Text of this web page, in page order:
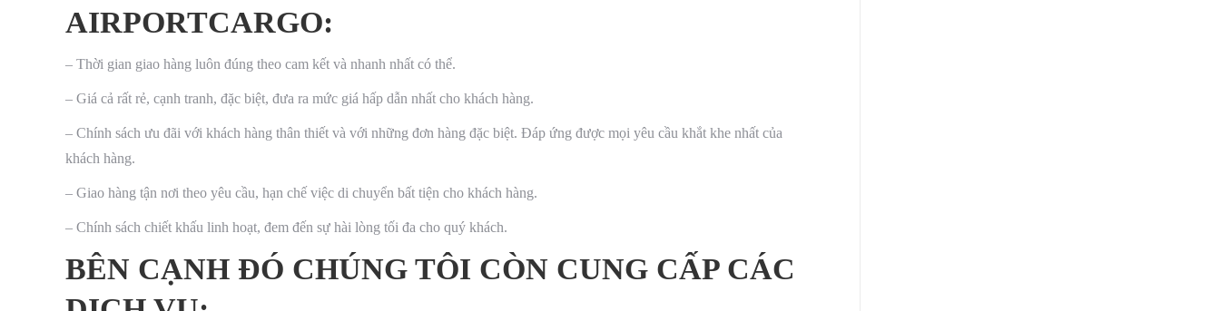
AIRPORTCARGO:
– Thời gian giao hàng luôn đúng theo cam kết và nhanh nhất có thể.
– Giá cả rất rẻ, cạnh tranh, đặc biệt, đưa ra mức giá hấp dẫn nhất cho khách hàng.
– Chính sách ưu đãi với khách hàng thân thiết và với những đơn hàng đặc biệt. Đáp ứng được mọi yêu cầu khắt khe nhất của
khách hàng.
– Giao hàng tận nơi theo yêu cầu, hạn chế việc di chuyển bất tiện cho khách hàng.
– Chính sách chiết khấu linh hoạt, đem đến sự hài lòng tối đa cho quý khách.
BÊN CẠNH ĐÓ CHÚNG TÔI CÒN CUNG CẤP CÁC